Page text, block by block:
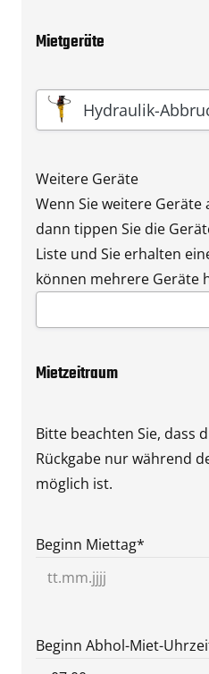
Mietgeräte
Gerät Hydraulik-
Weitere Geräte
Wenn Sie weitere
dann tippen Sie die
Liste und Sie erhalten
können mehrere Geräte
Mietzeitraum
Bitte beachten Sie, dass
Rückgabe nur während
möglich ist.
Beginn Miettag*
TT
MM
Beginn Abhol-Miet-